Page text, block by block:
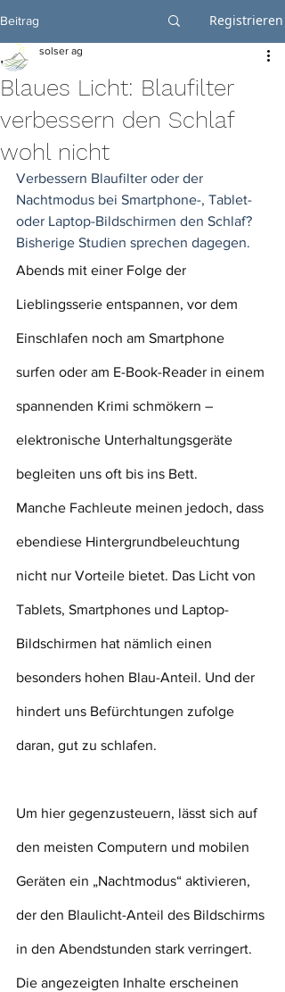
Beitrag Registrieren
Blaues Licht: Blaufilter
verbessern den Schlaf
wohl nicht
solser ag
Verbessern Blaufilter oder der
Nachtmodus bei Smartphone-, Tablet-
oder Laptop-Bildschirmen den Schlaf?
Bisherige Studien sprechen dagegen.
Abends mit einer Folge der
Lieblingsserie entspannen, vor dem
Einschlafen noch am Smartphone
surfen oder am E-Book-Reader in einem
spannenden Krimi schmökern –
elektronische Unterhaltungsgeräte
begleiten uns oft bis ins Bett.
Manche Fachleute meinen jedoch, dass
ebendiese Hintergrundbeleuchtung
nicht nur Vorteile bietet. Das Licht von
Tablets, Smartphones und Laptop-
Bildschirmen hat nämlich einen
besonders hohen Blau-Anteil. Und der
hindert uns Befürchtungen zufolge
daran, gut zu schlafen.
Um hier gegenzusteuern, lässt sich auf
den meisten Computern und mobilen
Geräten ein „Nachtmodus“ aktivieren,
der den Blaulicht-Anteil des Bildschirms
in den Abendstunden stark verringert.
Die angezeigten Inhalte erscheinen